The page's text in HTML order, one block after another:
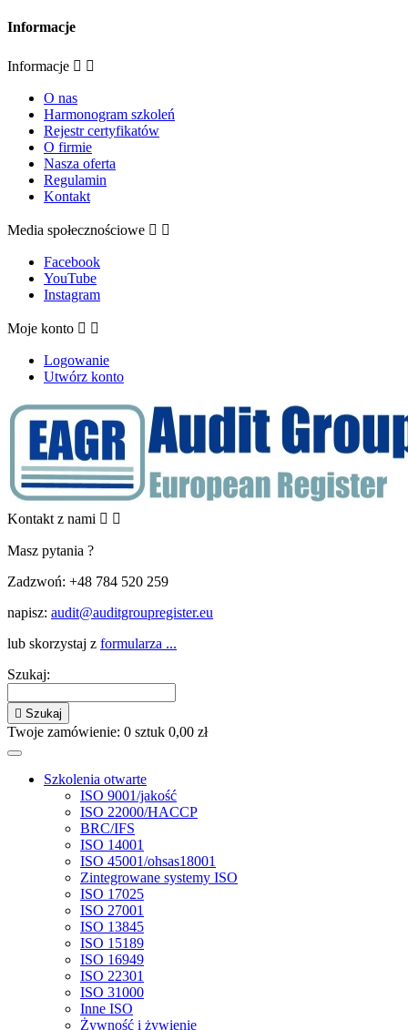
Informacje
Informacje  
O nas
Harmonogram szkoleń
Rejestr certyfikatów
O firmie
Nasza oferta
Regulamin
Kontakt
Media społecznościowe  
Facebook
YouTube
Instagram
Moje konto  
Logowanie
Utwórz konto
Kontakt z nami  
Masz pytania ?
Zadzwoń: +48 784 520 259
napisz: audit@auditgroupregister.eu
lub skorzystaj z formularza ...
Szukaj:
 Szukaj
Twoje zamówienie: 0 sztuk 0,00 zł
Szkolenia otwarte
ISO 9001/jakość
ISO 22000/HACCP
BRC/IFS
ISO 14001
ISO 45001/ohsas18001
Zintegrowane systemy ISO
ISO 17025
ISO 27001
ISO 13845
ISO 15189
ISO 16949
ISO 22301
ISO 31000
Inne ISO
Żywność i żywienie